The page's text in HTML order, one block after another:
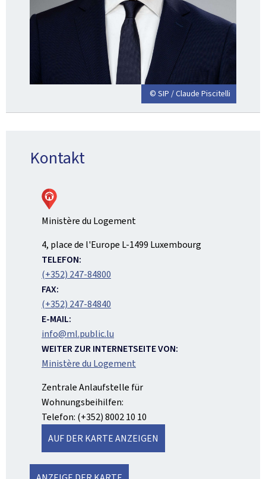
© SIP / Claude Piscitelli
Kontakt
Ministère du Logement
ADRESSE:
4, place de l'Europe L-1499 Luxembourg
TELEFON:
(+352) 247-84800
FAX:
(+352) 247-84840
E-MAIL:
info@ml.public.lu
WEITER ZUR INTERNETSEITE VON:
Ministère du Logement
Zentrale Anlaufstelle für
Wohnungsbeihilfen:
Telefon: (+352) 8002 10 10
AUF DER KARTE ANZEIGEN